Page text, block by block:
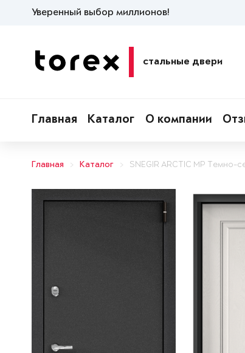
Уверенный выбор миллионов!
стальные двери
Главная Каталог О компании
Главная Каталог SNEGIR ARCTIC MP Темно-